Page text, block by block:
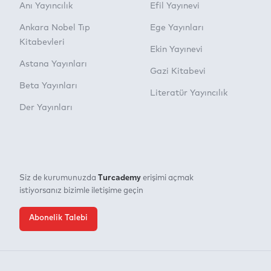
Anı Yayıncılık
Ankara Nobel Tıp
Kitabevleri
Astana Yayınları
Beta Yayınları
Der Yayınları
Efil Yayınevi
Ege Yayınları
Ekin Yayınevi
Gazi Kitabevi
Literatür Yayıncılık
Siz de kurumunuzda Turcademy erişimi açmak
istiyorsanız bizimle iletişime geçin
Abonelik Talebi